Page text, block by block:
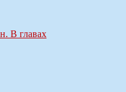
В главах